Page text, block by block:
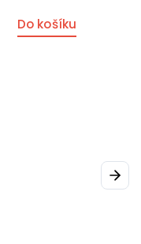
Do košíku
Next